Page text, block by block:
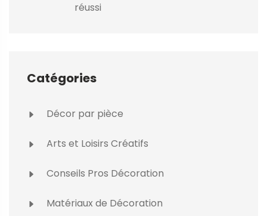
réussi
Catégories
Décor par pièce
Arts et Loisirs Créatifs
Conseils Pros Décoration
Matériaux de Décoration